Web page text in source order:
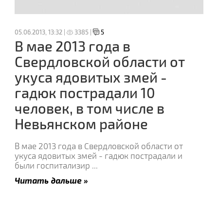
05.06.2013, 13:32 | 3385 | 5
В мае 2013 года в
Свердловской области от
укуса ядовитых змей -
гадюк пострадали 10
человек, в том числе в
Невьянском районе
В мае 2013 года в Свердловской области от
укуса ядовитых змей - гадюк пострадали и
были госпитализир ...
Читать дальше »